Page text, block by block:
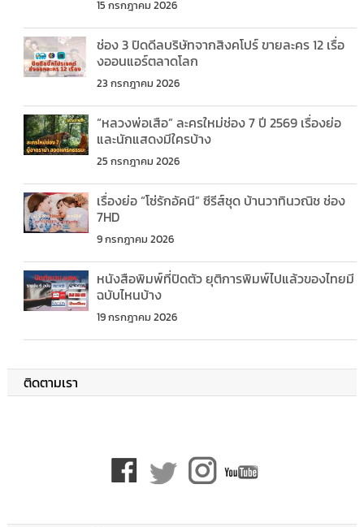
15 กรกฎาคม 2026
ช่อง 3 ปิดดีลบริษัทจากสิงคโปร์ ขายละคร 12 เรื่อ
งออนแอร์ตลาดโลก
23 กรกฎาคม 2026
“หลวงพ่อเสือ” ละครใหม่ช่อง 7 ปี 2569 เรื่องย่อ
และนักแสดงมีใครบ้าง
25 กรกฎาคม 2026
เรื่องย่อ “โซ่รักอัคนี” ซีรีส์ชุด บ้านวาทินวณิช ช่อง
7HD
9 กรกฎาคม 2026
หนังสือพิมพ์ที่ปิดตัว ยุติการพิมพ์ไปแล้วของไทยมี
ฉบับไหนบ้าง
19 กรกฎาคม 2026
ติดตามเรา